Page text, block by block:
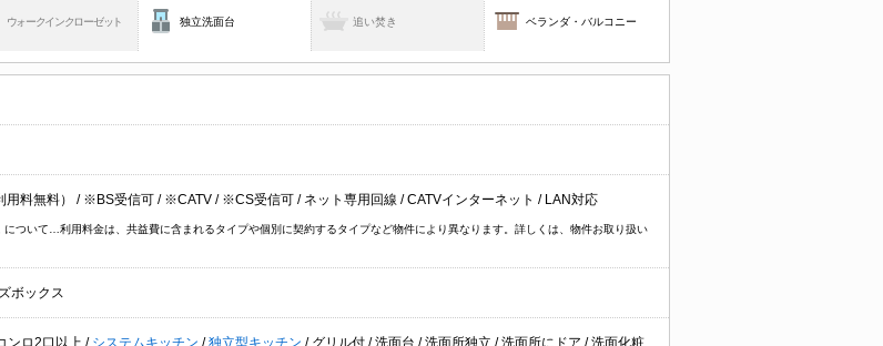
ウォークインクローゼット 独立洗面台 追い焚き ベランダ・バルコニー
用料無料） / ※BS受信可 / ※CATV / ※CS受信可 / ネット専用回線 /CATVインターネット / LAN対応
ついて…利用料金は、共益費に含まれるタイプや個別に契約するタイプなど物件により異なります。詳しくは、物件お取り扱い
ボックス
ンロ2口以上 / システムキッチン /独立型キッチン / グリル付 /洗面台 /洗面所独立 /洗面所にドア /洗面化粧